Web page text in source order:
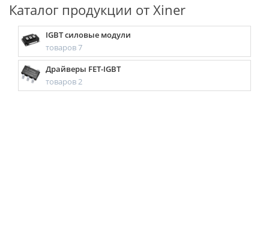
Каталог продукции от Xiner
IGBT силовые модули
товаров 7
Драйверы FET-IGBT
товаров 2